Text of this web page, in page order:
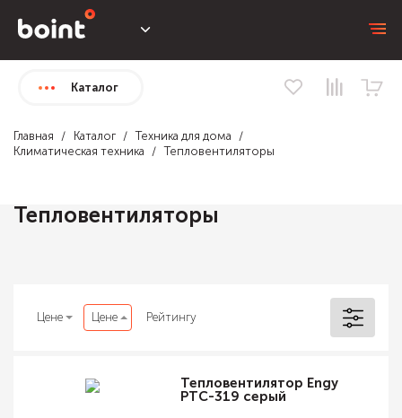
Каталог
Главная Каталог
Техника для дома
Климатическая техника
Тепловентиляторы
Тепловентиляторы
Цене Цене Рейтингу
Тепловентилятор Engy
PTC-319 серый